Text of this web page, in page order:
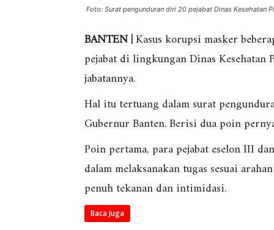
Foto: Surat pengunduran diri 20 pejabat Dinas Kesehatan
BANTEN |Kasus korupsi masker
pejabat di lingkungan Dinas
jabatannya.
Hal itu tertuang dalam surat
Gubernur Banten. Berisi dua poin
Poin pertama, para pejabat eselon III
dalam melaksanakan tugas sesuai
penuh tekanan dan intimidasi.
Baca Juga